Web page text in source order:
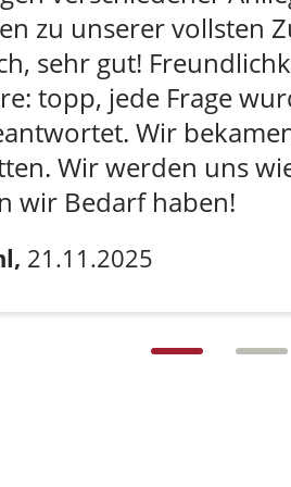
zu unserer vollsten
sehr gut!
topp, jede Frage
Wir
Wir werden uns
wir Bedarf haben!
21.11.2025